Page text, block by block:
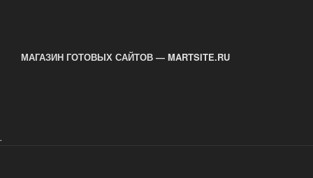
МАГАЗИН ГОТОВЫХ САЙТОВ — MARTSITE.RU
.